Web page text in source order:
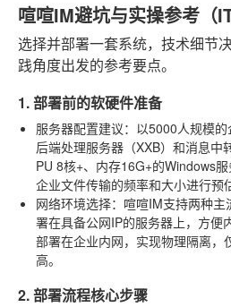
喧喧IM避坑与实操参考（
选择并部署一套系统，技术细节
践角度出发的参考要点。
1. 部署前的软硬件准备
服务器配置建议：以5000人规模
后端处理服务器（XXB）和消息中
PU 8核+、内存16G+的Windows
企业文件传输的频率和大小进行预
网络环境选择：喧喧IM支持两种
署在具备公网IP的服务器上，方便
部署在企业内网，实现物理隔离，
高。
2. 部署流程核心步骤